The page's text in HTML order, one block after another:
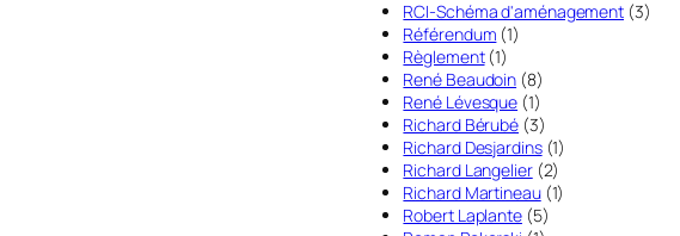
RCI-Schéma d'aménagement (3)
Référendum (1)
Règlement(1)
René Beaudoin (8)
René Lévesque (1)
Richard Bérubé (3)
Richard Desjardins(1)
Richard Langelier(2)
Richard Martineau(1)
Robert Laplante(5)